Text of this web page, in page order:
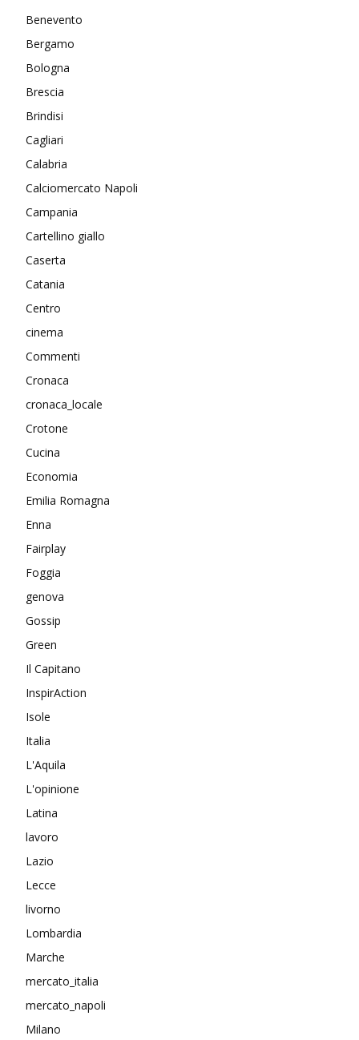
Benevento
Bergamo
Bologna
Brescia
Brindisi
Cagliari
Calabria
Calciomercato Napoli
Campania
Cartellino giallo
Caserta
Catania
Centro
cinema
Commenti
Cronaca
cronaca_locale
Crotone
Cucina
Economia
Emilia Romagna
Enna
Fairplay
Foggia
genova
Gossip
Green
Il Capitano
InspirAction
Isole
Italia
L'Aquila
L'opinione
Latina
lavoro
Lazio
Lecce
livorno
Lombardia
Marche
mercato_italia
mercato_napoli
Milano